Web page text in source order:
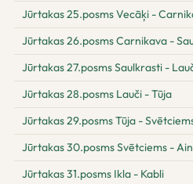
Jūrtakas 25.posms Vecāķi -
Jūrtakas 26.posms Carnikava -
Jūrtakas 27.posms Saulkrasti -
Jūrtakas 28.posms Lauči - Tūja
Jūrtakas 29.posms Tūja -
Jūrtakas 30.posms Svētciems -
Jūrtakas 31.posms Ikla - Kabli